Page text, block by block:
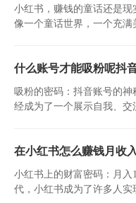
小红书，赚钱的童话还是
像一个童话世界，一个充满
什么账号才能吸粉呢抖
吸粉的密码：抖音账号的
经成为了一个展示自我、交
在小红书怎么赚钱月收
小红书上的财富密码：月
代，小红书成为了许多人实